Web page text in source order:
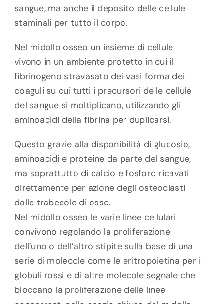
sangue, ma anche il deposito delle cellule
staminali per tutto il corpo.
Nel midollo osseo un insieme di cellule
vivono in un ambiente protetto in cui il
fibrinogeno stravasato dei vasi forma dei
coaguli su cui tutti i precursori delle cellule
del sangue si moltiplicano, utilizzando gli
aminoacidi della fibrina per duplicarsi.
Questo grazie alla disponibilità di glucosio,
aminoacidi e proteine da parte del sangue,
ma soprattutto di calcio e fosforo ricavati
direttamente per azione degli osteoclasti
dalle trabecole di osso.
Nel midollo osseo le varie linee cellulari
convivono regolando la proliferazione
dell’uno o dell’altro stipite sulla base di una
serie di molecole come le eritropoietina per i
globuli rossi e di altre molecole segnale che
bloccano la proliferazione delle linee